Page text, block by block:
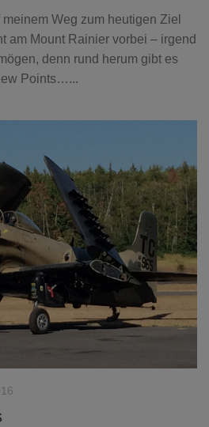
Weg zum heutigen Ziel
am Mount Rainier vorbei – irgend
denn rund herum gibt es
Points…...